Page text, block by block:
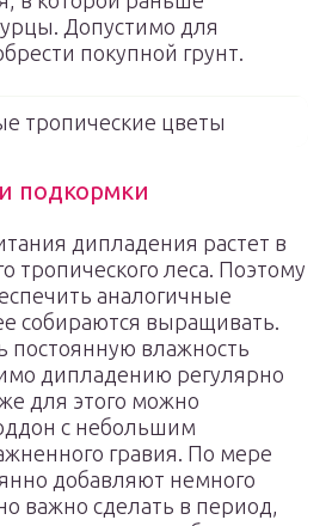
Допустимо для
покупной грунт.
тропические цветы
подкормки
дипладения растет в
тропического леса. Поэтому
аналогичные
собираются выращивать.
постоянную влажность
дипладению регулярно
для этого можно
с небольшим
гравия. По мере
добавляют немного
важно сделать в период,